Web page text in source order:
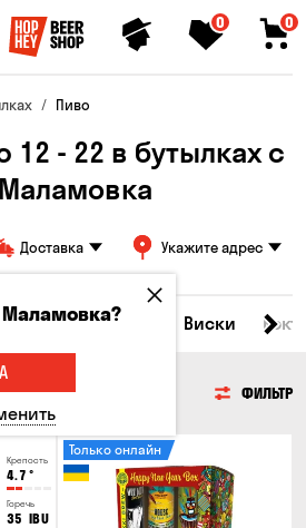
0 0
Пиво
12 - 22 в бутылках с
Доставка Укажите адрес
Сидр Вино Виски
ФИЛЬТР
Крепость
4.7 °
Горечь
35 IBU
Только онлайн
Маламовка?